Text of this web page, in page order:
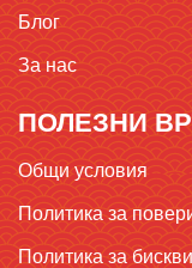
Блог
За нас
ПОЛЕЗНИ
Общи условия
Политика за
Политика за